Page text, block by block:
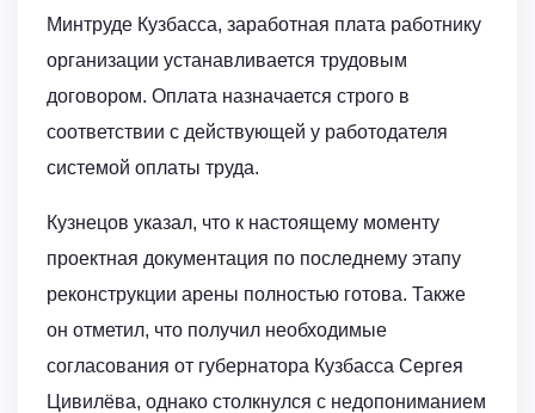
Минтруде Кузбасса, заработная плата работнику
организации устанавливается трудовым
договором. Оплата назначается строго в
соответствии с действующей у работодателя
системой оплаты труда.
Кузнецов указал, что к настоящему моменту
проектная документация по последнему этапу
реконструкции арены полностью готова. Также
он отметил, что получил необходимые
согласования от губернатора Кузбасса Сергея
Цивилёва, однако столкнулся с недопониманием